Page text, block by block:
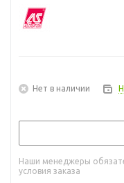
Нет в наличии
Наши менеджеры
условия заказа